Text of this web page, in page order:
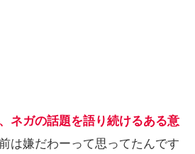
ネガの話題を語り続けるある意
は嫌だわーって思ってたんです